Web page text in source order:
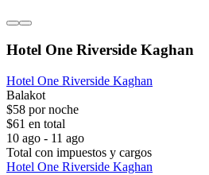
Hotel One Riverside Kaghan
Hotel One Riverside Kaghan
Balakot
$58 por noche
$61 en total
10 ago - 11 ago
Total con impuestos y cargos
Hotel One Riverside Kaghan